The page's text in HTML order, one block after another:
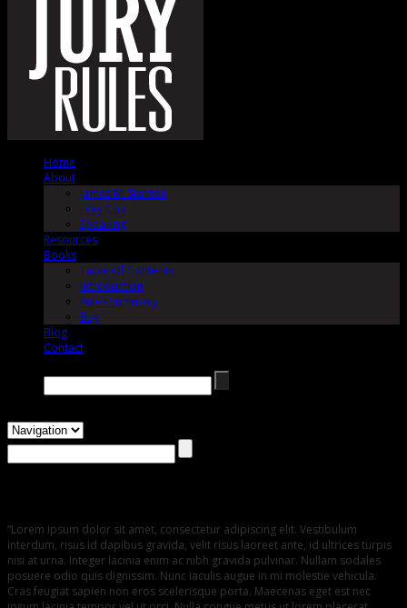
Home
About
James M. Stanton
Trey Cox
Speaking
Resources
Books
Table Of Contents
Introduction
Rules Summary
Buy
Blog
Contact
“Lorem ipsum dolor sit amet, consectetur adipiscing elit. Vestibulum
interdum, risus id dapibus gravida, velit risus laoreet ante, id ultrices turpis
nisi at urna. Integer lacinia enim ac nibh gravida pulvinar. Nullam sodales
posuere odio quis dignissim. Nunc iaculis augue in mi molestie vehicula.
Cras feugiat sapien non eros scelerisque porta. Maecenas eget est nec